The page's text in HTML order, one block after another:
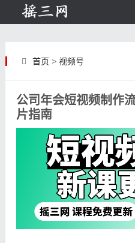
首页 > 视频号
公司年会短视频制作
片指南